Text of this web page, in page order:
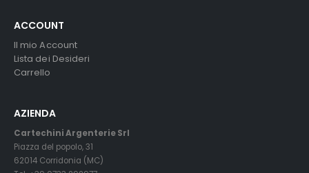
ACCOUNT
Il mio Account
Lista dei Desideri
Carrello
AZIENDA
Cartechini Argenterie Srl
Piazza del popolo, 31
62014 Corridonia (MC)